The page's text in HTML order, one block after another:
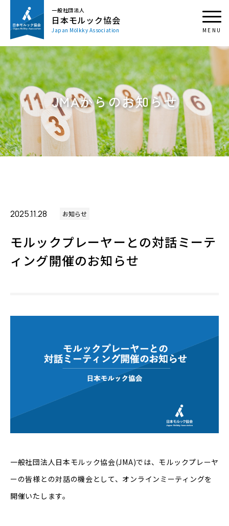
一般社団法人
日本モルック協会
Japan Mölkky Association
JMAからのお知らせ
2025.11.28 お知らせ
モルックプレーヤーとの対話ミーテ
ィング開催のお知らせ
一般社団法人日本モルック協会(JMA)では、モルックプレーヤ
ーの皆様との対話の機会として、オンラインミーティングを
開催いたします。